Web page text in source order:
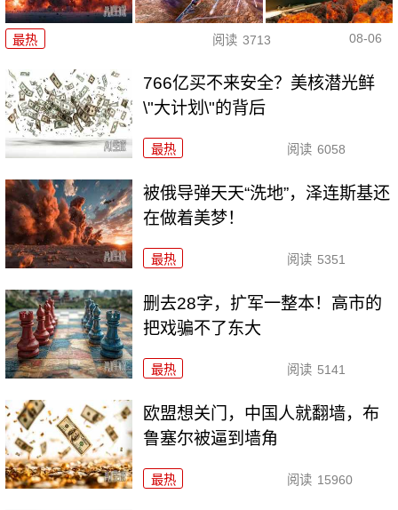
最热 阅读 3713 08-06
766亿买不来安全？美核潜光鲜
\"大计划\"的背后
最热 阅读 6058
被俄导弹天天“洗地”，泽连斯基还
在做着美梦！
最热 阅读 5351
删去28字，扩军一整本！高市的
把戏骗不了东大
最热 阅读 5141
欧盟想关门，中国人就翻墙，布
鲁塞尔被逼到墙角
最热 阅读 15960